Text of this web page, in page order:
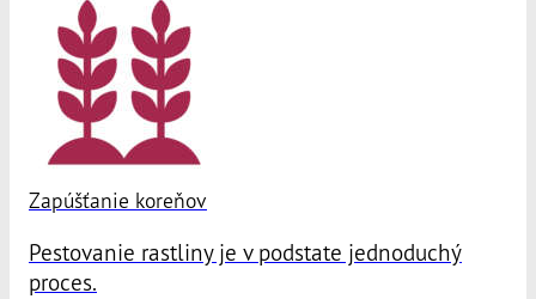
Zapúšťanie koreňov
Pestovanie rastliny je v podstate jednoduchý
proces.